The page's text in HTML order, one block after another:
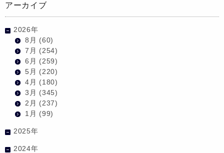
アーカイブ
2026年
8月 (60)
7月 (254)
6月 (259)
5月 (220)
4月 (180)
3月 (345)
2月 (237)
1月 (99)
2025年
2024年